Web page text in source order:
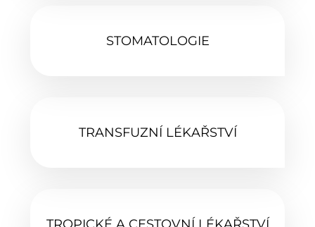
STOMATOLOGIE‎
TRANSFUZNÍ LÉKAŘSTVÍ‎